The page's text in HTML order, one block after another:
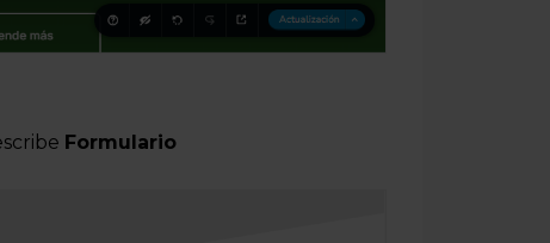
Formulario